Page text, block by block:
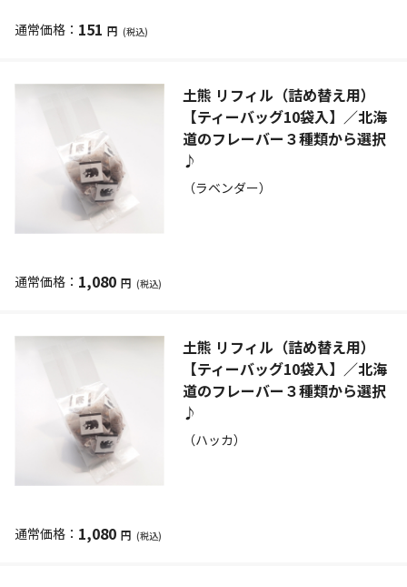
151 円 (税込)
土熊 リフィル（詰め替え用）
【ティーバッグ10袋入】／北海
道のフレーバー３種類から選択
♪
（ラベンダー）
1,080 円 (税込)
土熊 リフィル（詰め替え用）
【ティーバッグ10袋入】／北海
道のフレーバー３種類から選択
♪
（ハッカ）
1,080 円 (税込)